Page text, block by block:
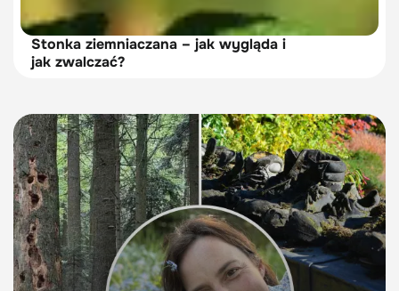
Stonka ziemniaczana – jak wygląda i
jak zwalczać?